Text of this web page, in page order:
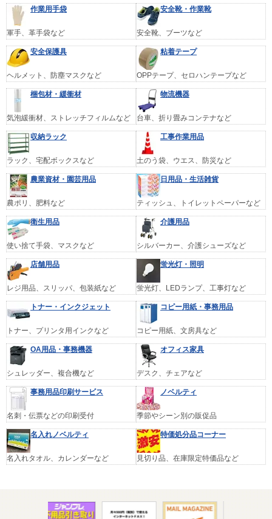
作業用手袋
軍手、革手袋など
安全靴・作業靴
安全靴、ブーツなど
安全保護具
ヘルメット、防塵マスクなど
粘着テープ
OPPテープ、セロハンテープなど
梱包材・緩衝材
気泡緩衝材、ストレッチフィルムなど
物流機器
台車、折り畳みコンテナなど
収納ラック
ラック、宅配ボックスなど
工事作業用品
土のう袋、ウエス、防災など
農業資材・園芸用品
農ポリ、肥料など
日用品・生活雑貨
ティッシュ、トイレットペーパーなど
衛生用品
使い捨て手袋、マスクなど
介護用品
シルバーカー、介護シューズなど
店舗用品
レジ用品、スリッパ、包装紙など
蛍光灯・照明
蛍光灯、LEDランプ、工事灯など
トナー・インクジェット
トナー、プリンタ用インクなど
コピー用紙・事務用品
コピー用紙、文房具など
OA用品・事務機器
シュレッダー、複合機など
オフィス家具
デスク、チェアなど
事務用品印刷サービス
名刺・伝票などの印刷受付
ノベルティ
季節やシーン別の販促品
名入れノベルティ
名入れタオル、カレンダーなど
特価処分品コーナー
見切り品、在庫限定特価品など